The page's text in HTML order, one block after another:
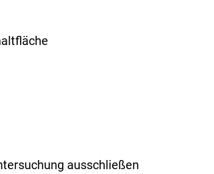
ausschließen